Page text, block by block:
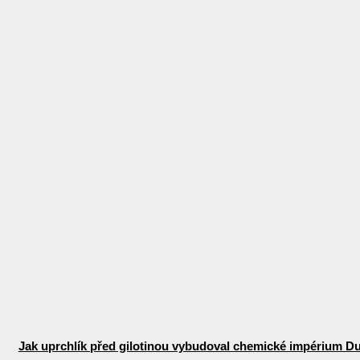
Jak uprchlík před gilotinou vybudoval chemické impérium